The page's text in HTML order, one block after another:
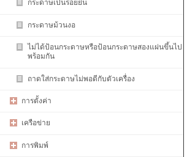
กระดาษเป็นรอยย่น
กระดาษม้วนงอ
ไม่ได้ป้อนกระดาษหรือป้อนกระดาษสองแผ่นขึ้นไป
พร้อมกัน
ถาดใส่กระดาษไม่พอดีกับตัวเครื่อง
การตั้งค่า
เครือข่าย
การพิมพ์